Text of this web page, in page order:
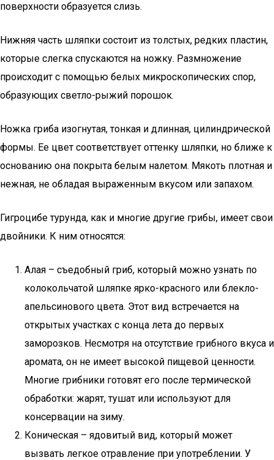
поверхности образуется слизь.
Нижняя часть шляпки состоит из толстых, редких пластин,
которые слегка спускаются на ножку. Размножение
происходит с помощью белых микроскопических спор,
образующих светло-рыжий порошок.
Ножка гриба изогнутая, тонкая и длинная, цилиндрической
формы. Ее цвет соответствует оттенку шляпки, но ближе к
основанию она покрыта белым налетом. Мякоть плотная и
нежная, не обладая выраженным вкусом или запахом.
Гигроцибе турунда, как и многие другие грибы, имеет свои
двойники. К ним относятся:
Алая – съедобный гриб, который можно узнать по
колокольчатой шляпке ярко-красного или блекло-
апельсинового цвета. Этот вид встречается на
открытых участках с конца лета до первых
заморозков. Несмотря на отсутствие грибного вкуса и
аромата, он не имеет высокой пищевой ценности.
Многие грибники готовят его после термической
обработки: жарят, тушат или используют для
консервации на зиму.
Коническая – ядовитый вид, который может
вызвать легкое отравление при употреблении. У